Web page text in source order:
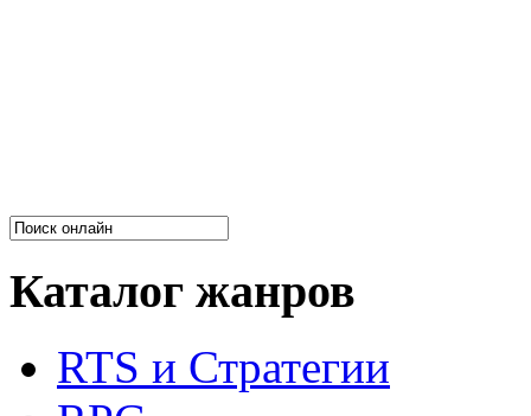
Каталог жанров
RTS и Стратегии